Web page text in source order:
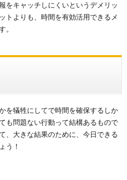
をキャッチしにくいというデメリッ
トよりも、時間を有効活用できるメ
。
を犠牲にしてで時間を確保するしか
も問題ない行動って結構あるもので
、大きな結果のために、今日できる
う！